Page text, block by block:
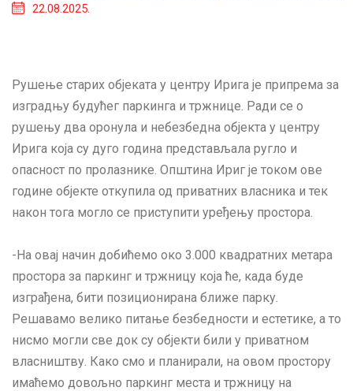
22.08.2025.
Рушење старих објеката у центру Ирига је припрема за
изградњу будућег паркинга и тржнице. Ради се о
рушењу два оронула и небезбедна објекта у центру
Ирига која су дуго година представљала ругло и
опасност по пролазнике. Општина Ириг је током ове
године објекте откупила од приватних власника и тек
након тога могло се приступити уређењу простора.
-На овај начин добићемо око 3.000 квадратних метара
простора за паркинг и тржницу која ће, када буде
изграђена, бити позиционирана ближе парку.
Решавамо велико питање безбедности и естетике, а то
нисмо могли све док су објекти били у приватном
власништву. Како смо и планирали, на овом простору
имаћемо довољно паркинг места и тржницу на